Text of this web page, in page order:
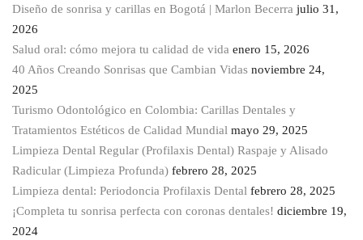
Diseño de sonrisa y carillas en Bogotá | Marlon Becerra julio 31,
2026
Salud oral: cómo mejora tu calidad de vida enero 15, 2026
40 Años Creando Sonrisas que Cambian Vidas noviembre 24,
2025
Turismo Odontológico en Colombia: Carillas Dentales y
Tratamientos Estéticos de Calidad Mundial mayo 29, 2025
Limpieza Dental Regular (Profilaxis Dental) Raspaje y Alisado
Radicular (Limpieza Profunda) febrero 28, 2025
Limpieza dental: Periodoncia Profilaxis Dental febrero 28, 2025
¡Completa tu sonrisa perfecta con coronas dentales! diciembre 19,
2024